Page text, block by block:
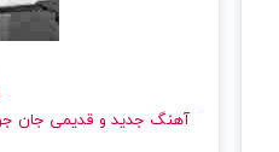
آهنگ جدید